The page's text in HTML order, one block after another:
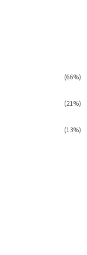
(66%)
(21%)
(13%)